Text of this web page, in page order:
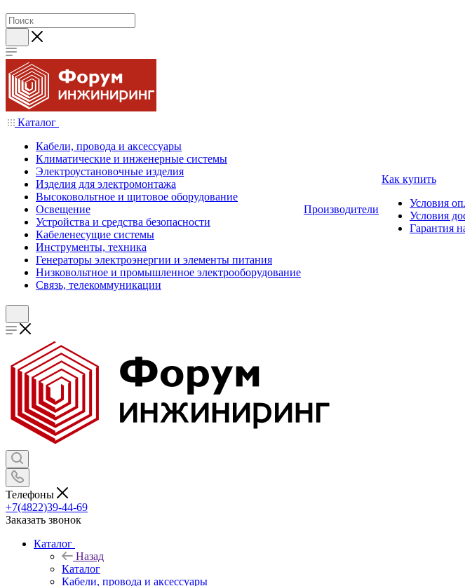
Каталог
Кабели, провода и аксессуары
Климатические и инженерные системы
Электроустановочные изделия
Изделия для электромонтажа
Высоковольтное и щитовое оборудование
Освещение
Устройства и средства безопасности
Кабеленесущие системы
Инструменты, техника
Генераторы электроэнергии и элементы питания
Низковольтное и промышленное электрооборудование
Связь, телекоммуникации
Производители
Как купить
Условия
Условия
Гарантия
Телефоны
+7(4822)39-44-69
Заказать звонок
Каталог
Назад
Каталог
Кабели, провода и аксессуары